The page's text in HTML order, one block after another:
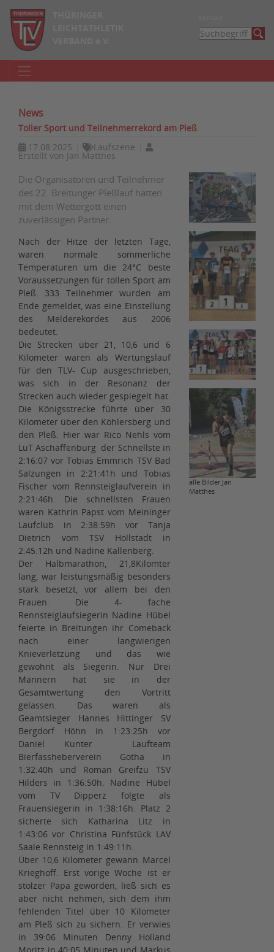
News
Toller Sport und Teilnehmerrekord am Pleß
17.08.2025
Laufszene
Erstellt von Jan Matthes
Die Organisatoren und Teilnehmer
des 22. Breitunger Pleßlauf hatten
mit dem Wettergott einen
zuverlässigen Partner.
Nach der Hitze der letzten Tage,
waren normale sommerliche
Temperaturen um die 24°C beste
Voraussetzungen für tollen Sport am
Pleß. 333 Teilnehmer wurden am
Ende gemeldet, was eine Einstellung
des Melderekordes aus 2006
bedeutet.
Die Strecken über 21, 10,6 und 6
Kilometer waren als Wertungslauf
für den TLV- Cup ausgeschrieben,
was sich in der Resonanz der
Strecken auch wieder gespiegelt hat.
Die Königsstrecke führte über 30
Kilometer über den Köhlersberg und
den Pleß. Hier war Rico Nehls vom
LuT Aschaffenburg der Schnellste in
2:16:07 vor Tobias Emmrich TSV Bad
Salzungen in 2:21:41h und Tobias
Fischer vom Rennsteiglaufverein in
2:21:46h. Die schnellsten Frauen
waren Kathrin Papst vom Meininger
Laufclub in 2:38:59h vor Tanja
Dietrich vom TSV Hollstadt in
2:45:12h und Nadine Kallenberg.
Der Halbmarathon, 21,8Kilomter
lang, war leistungsmäßig besonders
stark besetzt, vor allem bei den
Frauen. Die 4- fache
Rennsteiglaufsiegerin Nadine Hübel
feierte in Breitungen ihr Comeback
nach einer langwierigen
Knieverletzung und das wie
gewohnt als Siegerin. Nur Drei
Männern hat sie in der
Gesamtwertung den Vortritt
gelassen. Das waren als
Geamtsieger Hannes Hittinger SV
Bergdorf Höhn in 1:23:25h vor
Daniel Kunter Laufteam
Bierfassheberverein Gotha in
1:32:40h und Roman Greifzu TSV
Hilders in 1:36:50h. Nadine Hübel
vom TV Dipperz folgte als
Frauensiegerin in 1:38:16h. Platz 2
sicherte sich Katharina Litz in
1:43:06 vor Christina Fünfstück LAV
Saale Rennsteig in 1:49:11h.
Über 10,6 Kilometer gewann Marcel
Krieghoff. Erst vorige Woche ist er
stolzer Papa geworden, ließ sich es
aber nicht nehmen, sich dem ihm
fehlenden Titel über 10 Kilometer
am Pleß sich zu sichern. Er verwies
in 39:06 Minuten Denny Holland
alle Bilder Jan
Matthes